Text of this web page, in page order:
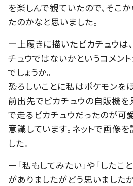
を楽しんで観ていたので、そこ
たのかなと思いました。
ー上履きに描いたピカチュウは
チュウではないかというコメン
でしょうか。
恐ろしいことに私はポケモンを
前出先でピカチュウの自販機を
で走るピカチュウだったのが可
意識しています。ネットで画像
した。
ー「私もしてみたい」や「したこ
がありましたがどう思いましたか